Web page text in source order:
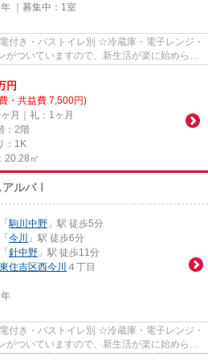
｜募集中： 1室
き・バストイレ別 ☆冷蔵庫・電子レンジ・
がついていますので、新生活が楽に始められ
円
・共益費 7,500円)
月｜礼：1ヶ月
：2階
：1K
20.28㎡
アルバⅠ
「駒川中野 」駅 徒歩5分
「 今川
」駅 徒歩6分
「 針中野 」駅 徒歩11分
住吉区西今川 ４丁目
き・バストイレ別 ☆冷蔵庫・電子レンジ・
がついていますので、新生活が楽に始められ